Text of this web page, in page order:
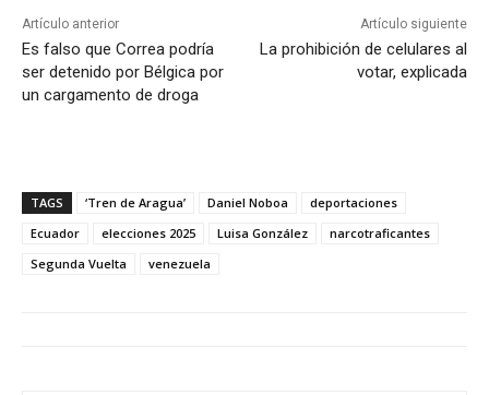
Artículo anterior
Es falso que Correa podría
ser detenido por Bélgica por
un cargamento de droga
Artículo siguiente
La prohibición de celulares al
votar, explicada
TAGS ‘Tren de Aragua’ Daniel Noboa
deportaciones
Ecuador
elecciones 2025 Luisa González
narcotraficantes
Segunda Vuelta
venezuela